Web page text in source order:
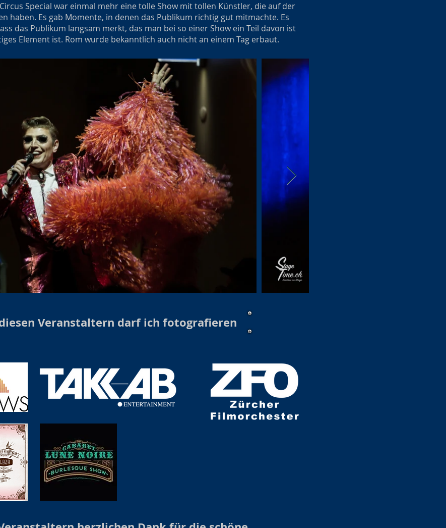
Special war einmal mehr eine tolle Show mit tollen Künstler, die auf der
haben. Es gab Momente, in denen das Publikum richtig gut mitmachte. Es
das Publikum langsam merkt, das man bei so einer Show ein Teil davon ist
Element ist. Rom wurde bekanntlich auch nicht an einem Tag erbaut.
Veranstaltern darf ich fotografieren